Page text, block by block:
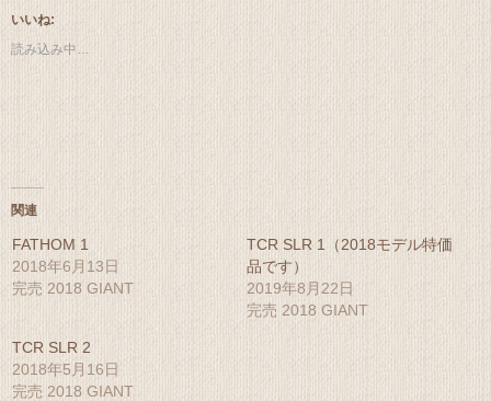
て
Twitter
で
共
し
開
ま
す) ィ
ン
ド
ま
す)
いいね:
読み込み中…
関連
FATHOM 1
2018年6月13日
完売 2018 GIANT
TCR SLR 1（2018モデル特価
品です）
2019年8月22日
完売 2018 GIANT
TCR SLR 2
2018年5月16日
完売 2018 GIANT